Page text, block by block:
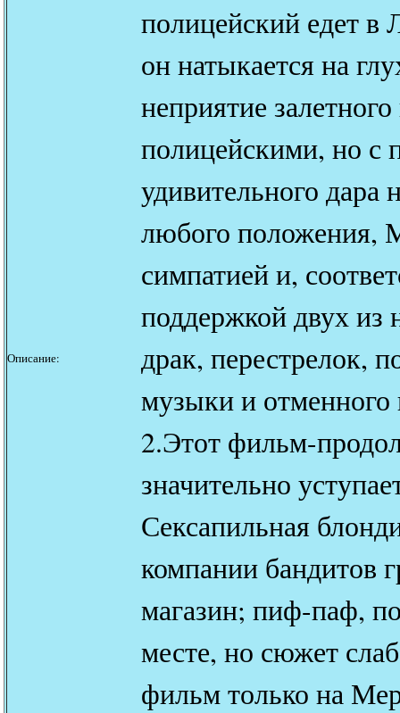
Описание:
полицейский едет в
он натыкается на
неприятие
полицейскими, но с
удивительного дара
любого положения,
симпатией и,
поддержкой двух
драк, перестрелок,
музыки и
2.Этот фильм-
значительно
Сексапильная
компании бандитов
магазин; пиф-паф,
месте, но сюжет
фильм только на